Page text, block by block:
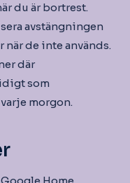
du är bortrest.
avstängningen
när de inte används.
där
som
morgon.